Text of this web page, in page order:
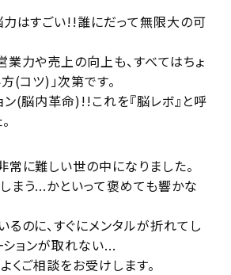
はすごい!!誰にだって無限大の可
業力や売上の向上も、すべてはちょ
(コツ)」次第です。
ン(脳内革命)!!これを『脳レボ』と呼
常に難しい世の中になりました。
まう...かといって褒めても響かな
のに、すぐにメンタルが折れてし
ションが取れない...
くご相談をお受けします。